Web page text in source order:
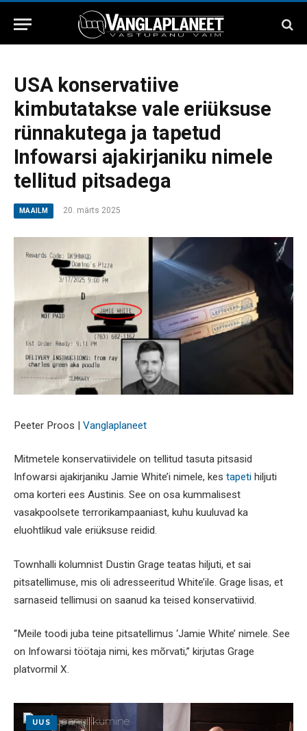
USA konservatiive
kimbutatakse vale eriüksuse
rünnakutega ja tapetud
Infowarsi ajakirjaniku nimele
tellitud pitsadega
MAAILM 20. märts 2025
Peeter Proos | Vanglaplaneet
Mitmetele konservatiividele on tellitud tasuta pitsasid
Infowarsi ajakirjaniku Jamie White’i nimele, kes tapeti hiljuti
oma korteri ees Austinis. See on osa kummalisest
vasakpoolsete terrorikampaaniast, kuhu kuuluvad ka
eluohtlikud vale eriüksuse reidid.
Townhalli kolumnist Dustin Grage teatas hiljuti, et sai
pitsatellimuse, mis oli adresseeritud White’ile. Grage lisas, et
sarnaseid tellimusi on saanud ka teised konservatiivid.
“Meile toodi juba teine pitsatellimus ‘Jamie White’ nimele. See
on Infowarsi töötaja nimi, kes mõrvati,” kirjutas Grage
platvormil X.
UUS